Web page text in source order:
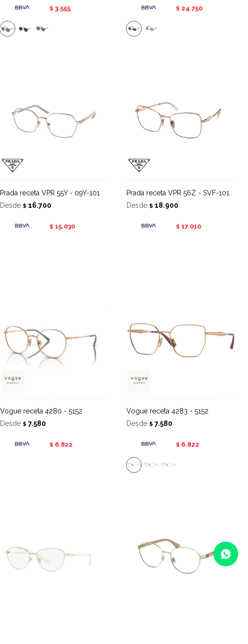
$ 3.555 $ 24.750
Prada receta VPR 55Y - 09Y-101
Desde$ 16.700
$ 15.030
Prada receta VPR 56Z - SVF-101
Desde$ 18.900
$ 17.010
Vogue receta 4280 - 5152
Desde$ 7.580
$ 6.822
Vogue receta 4283 - 5152
Desde$ 7.580
$ 6.822